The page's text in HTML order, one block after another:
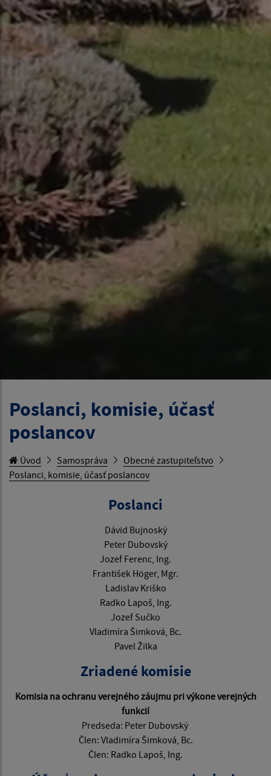
Poslanci, komisie, účasť
poslancov
Úvod Samospráva
Obecné zastupiteľstvo
Poslanci, komisie, účasť poslancov
Poslanci
Dávid Bujnoský
Peter Dubovský
Jozef Ferenc, Ing.
František Höger, Mgr.
Ladislav Kriško
Radko Lapoš, Ing.
Jozef Sučko
Vladimíra Šimková, Bc.
Pavel Žilka
Zriadené komisie
Komisia na ochranu verejného záujmu pri výkone verejných
funkcií
Predseda: Peter Dubovský
Člen: Vladimíra Šimková, Bc.
Člen: Radko Lapoš, Ing.